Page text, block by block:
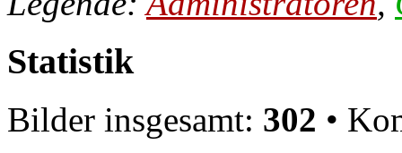
Statistik
Bilder insgesamt: 302 •